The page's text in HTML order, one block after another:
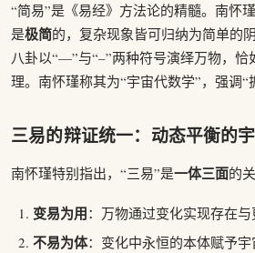
“简易”是《易经》方法论的精髓。南怀
是极简的，复杂现象皆可归纳为简单的
八卦以“—”与“–”两种符号演绎万物，恰
理。南怀瑾称其为“宇宙代数学”，强调“
三易的辩证统一：动态平衡的
南怀瑾特别指出，“三易”是一体三面的
变易为用：万物通过变化实现存在与
不易为体：变化中永恒的本体赋予宇